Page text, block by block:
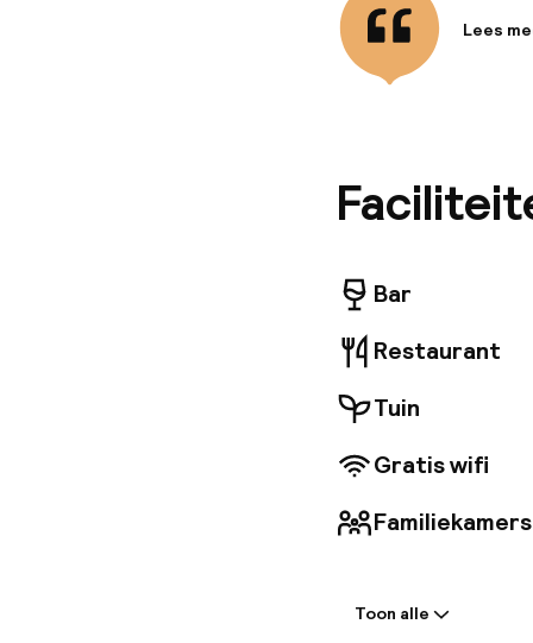
(geef
Lees
Bar
Restaurant
Tuin
Gratis wifi
Toon alle